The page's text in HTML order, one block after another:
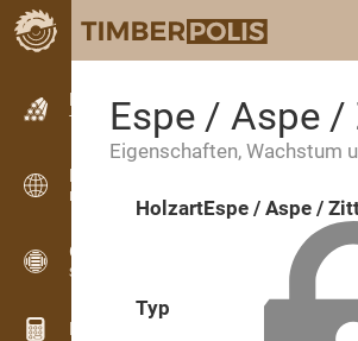
Kleinanzeigen
Textanzeigen
Kleinanzeigen
Internationale Anzeigen
OPTI-TIMB
Schnittbilder
Holz-Rechner
Espe / Aspe
Eigenschaften, Wachstum
HolzartEspe / Aspe /
Typ